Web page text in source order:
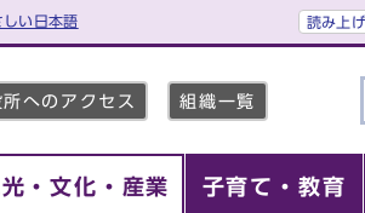
しい日本語 読み上げ
へのアクセス 組織一覧
・文化・産業 子育て・教育